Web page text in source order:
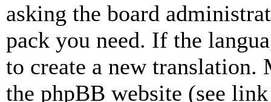
asking the board
pack you need. If the
to create a new
the phpBB website (see